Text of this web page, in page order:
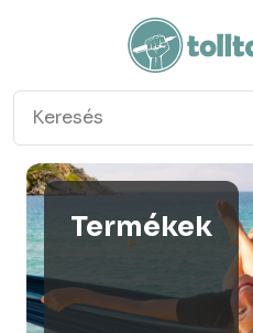
Termékek